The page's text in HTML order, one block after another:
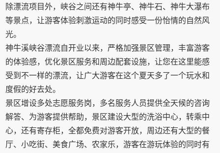
除漂流项目外，峡谷之间还有神牛亭、神牛石、神牛大瀑布
等景点，让游客体验刺激运动的同时感受一份怡情的自然风
光。
神牛溪峡谷漂流自开业以来，严格加强景区管理，丰富游客
的体验感，优化景区服务和周边配套设施，让您在这里能感
受到不一样的漂流，让广大游客在这个夏天多了一个玩水和
度假的好去处。
景区增设多处志愿服务岗，多名服务人员提供全天候的咨询
解答、为游客提供帮助，景区建设大型的洗浴中心，转乘中
心，还有寄存柜，全都免费对游客开放，周边还有大型的餐
厅、小吃街、美食广场、农家乐，游客在游玩体验的同时有